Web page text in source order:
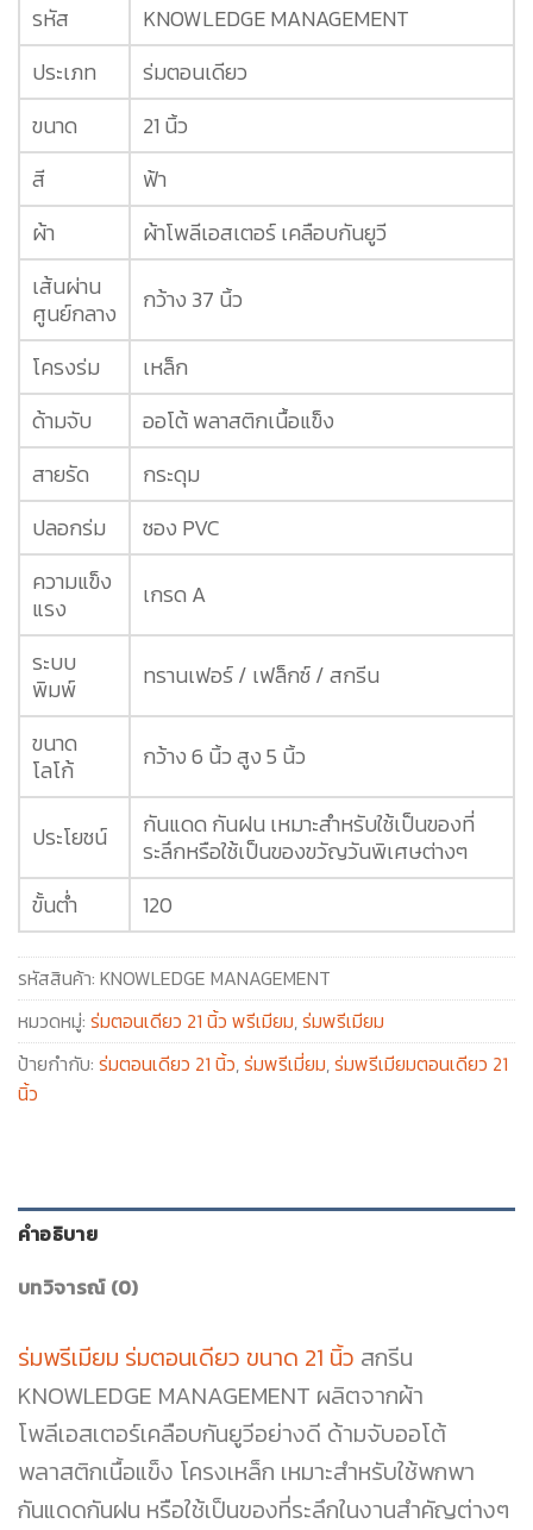
รหัส
KNOWLEDGE MANAGEMENT
ประเภท
ร่มตอนเดียว
ขนาด
21 นิ้ว
สี
ฟ้า
ผ้า
ผ้าโพลีเอสเตอร์ เคลือบกันยูวี
เส้นผ่าน
ศูนย์กลาง
กว้าง 37 นิ้ว
โครงร่ม
เหล็ก
ด้ามจับ
ออโต้ พลาสติกเนื้อแข็ง
สายรัด
กระดุม
ปลอกร่ม
ซอง PVC
ความแข็ง
แรง
เกรด A
ระบบ
พิมพ์
ทรานเฟอร์ / เฟล็กซ์ / สกรีน
ขนาด
โลโก้
กว้าง 6 นิ้ว สูง 5 นิ้ว
ประโยชน์
กันแดด กันฝน เหมาะสำหรับใช้เป็นของที่
ระลึกหรือใช้เป็นของขวัญวันพิเศษต่างๆ
ขั้นต่ำ
120
รหัสสินค้า: KNOWLEDGE MANAGEMENT
หมวดหมู่: ร่มตอนเดียว 21 นิ้ว พรีเมียม,ร่มพรีเมียม
ป้ายกำกับ: ร่มตอนเดียว 21 นิ้ว,ร่มพรีเมี่ยม,ร่มพรีเมียมตอนเดียว 21
นิ้ว
คำอธิบาย
บทวิจารณ์ (0)
ร่มพรีเมียม ร่มตอนเดียว ขนาด 21 นิ้ว สกรีน
KNOWLEDGE MANAGEMENT ผลิตจากผ้า
โพลีเอสเตอร์เคลือบกันยูวีอย่างดี ด้ามจับออโต้
พลาสติกเนื้อแข็ง โครงเหล็ก เหมาะสำหรับใช้พกพา
กันแดดกันฝน หรือใช้เป็นของที่ระลึกในงานสำคัญต่างๆ